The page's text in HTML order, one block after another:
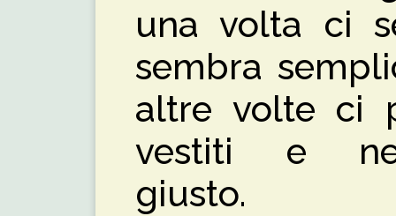
una volta ci
sembra
altre volte ci
vestiti e